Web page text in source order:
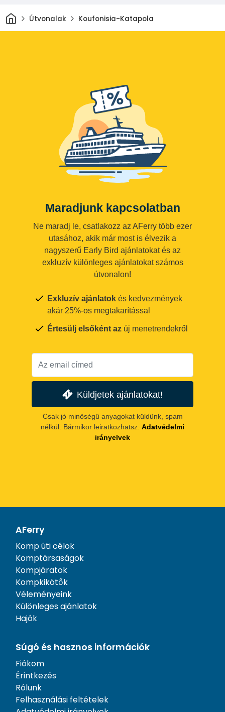
Otthon
Útvonalak Koufonisia-Katapola
Maradjunk kapcsolatban
Ne maradj le, csatlakozz az AFerry több ezer
utasához, akik már most is élvezik a
nagyszerű Early Bird ajánlatokat és az
exkluzív különleges ajánlatokat számos
útvonalon!
Exkluzív ajánlatok és kedvezmények
akár 25%-os megtakarítással
Értesülj elsőként az új menetrendekről
Küldjetek ajánlatokat!
Csak jó minőségű anyagokat küldünk, spam
nélkül. Bármikor leiratkozhatsz. Adatvédelmi
irányelvek
AFerry
Komp úti célok
Komptársaságok
Kompjáratok
Kompkikötők
Véleményeink
Különleges ajánlatok
Hajók
Súgó és hasznos információk
Fiókom
Érintkezés
Rólunk
Felhasználási feltételek